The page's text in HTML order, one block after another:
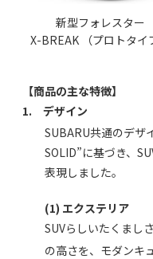
新型フォレスター
X-BREAK （プロトタイ
【商品の主な特徴】
1. デザイン
SUBARU共通のデザ
SOLID”に基づき、
表現しました。
(1) エクステリア
SUVらしいたくまし
の高さを、モダンキ